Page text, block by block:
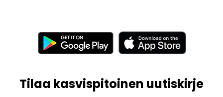
Tilaa kasvispitoinen uutiskirje